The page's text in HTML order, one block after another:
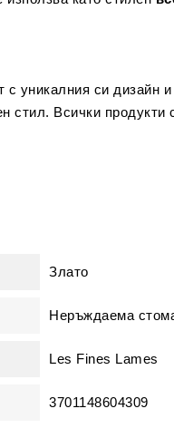
с уникалния си дизайн
стил. Всички продукти
Злато
Неръждаема
Les Fines Lames
3701148604309